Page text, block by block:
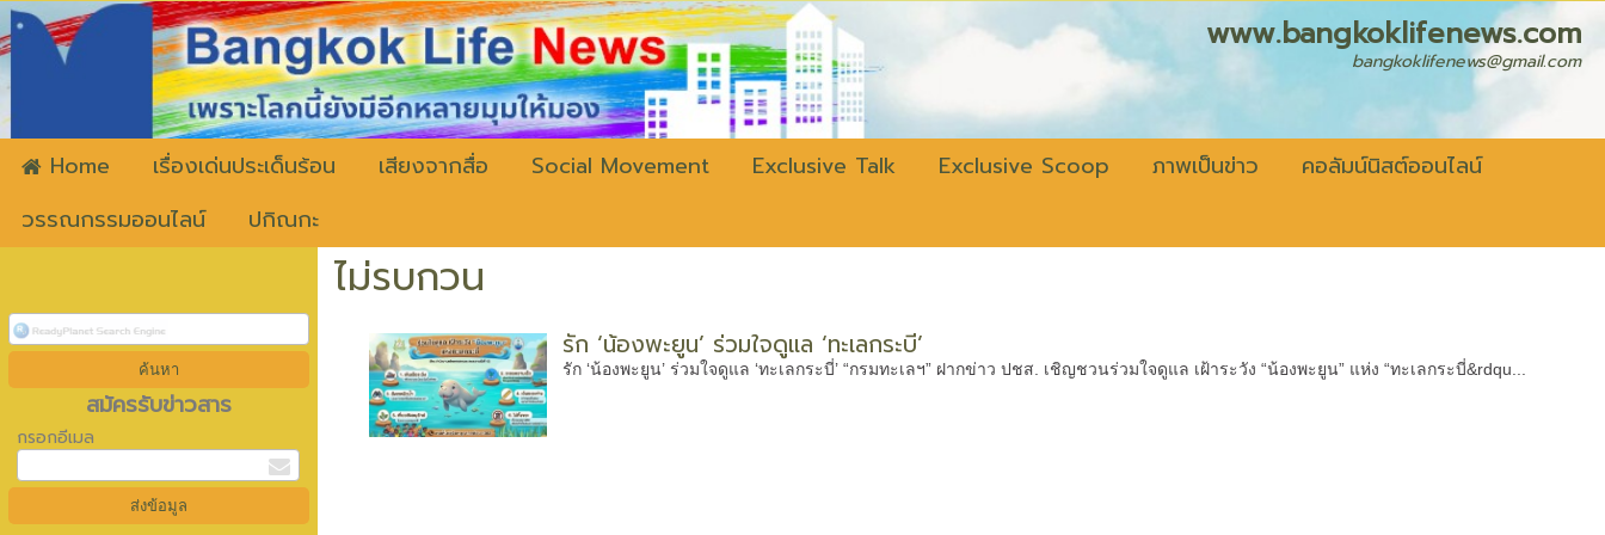
www.bangkoklifenews.com
bangkoklifenews@gmail.com
Home เรื่องเด่นประเด็นร้อน เสียงจากสื่อ Social Movement Exclusive Talk Exclusive Scoop ภาพเป็นข่าว
คอลัมน์นิสต์ออนไลน์
วรรณกรรมออนไลน์
ปกิณกะ
สมัครรับข่าวสาร
กรอกอีเมล
ไม่รบกวน
รัก ‘น้องพะยูน’ ร่วมใจดูแล ‘ทะเลกระบี่’
รัก ‘น้องพะยูน’ ร่วมใจดูแล ‘ทะเลกระบี่’ “กรมทะเลฯ” ฝากข่าว ปชส. เชิญชวนร่วมใจดูแล เฝ้าระวัง “น้องพะยูน” แห่ง “ทะเลกระบี่&rdqu...